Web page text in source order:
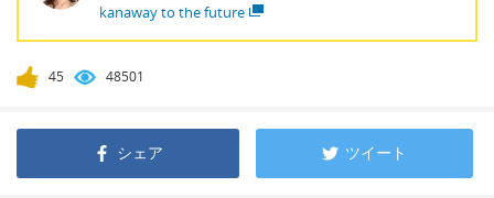
kanaway to the future
45 48501
シェア ツイート